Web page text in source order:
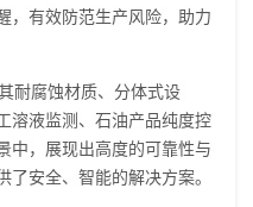
，有效防范生产风险，助力
耐腐蚀材质、分体式设
溶液监测、石油产品纯度控
中，展现出高度的可靠性与
了安全、智能的解决方案。